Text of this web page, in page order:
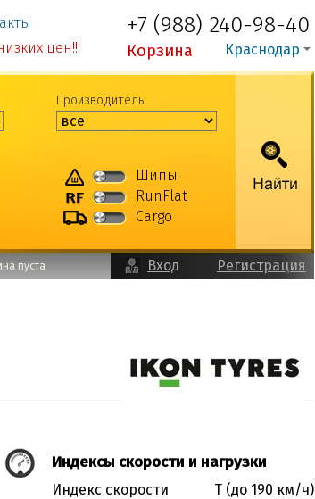
цен!!!
+7 (988) 240-98-40
Корзина Краснодар
Производитель
Шипы
RunFlat
Cargo
Вход Регистрация
пуста
Индексы скорости и нагрузки
Индекс скорости
T (до 190 км/ч)